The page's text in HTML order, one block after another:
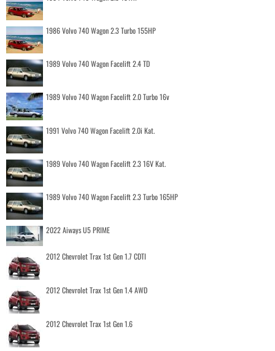
1986 Volvo 740 Wagon 2.3 Turbo 155HP
1989 Volvo 740 Wagon Facelift 2.4 TD
1989 Volvo 740 Wagon Facelift 2.0 Turbo 16v
1991 Volvo 740 Wagon Facelift 2.0i Kat.
1989 Volvo 740 Wagon Facelift 2.3 16V Kat.
1989 Volvo 740 Wagon Facelift 2.3 Turbo 165HP
2022 Aiways U5 PRIME
2012 Chevrolet Trax 1st Gen 1.7 CDTI
2012 Chevrolet Trax 1st Gen 1.4 AWD
2012 Chevrolet Trax 1st Gen 1.6